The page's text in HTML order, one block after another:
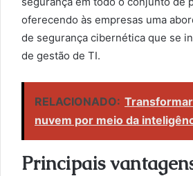
oferecendo às empresas uma
de segurança cibernética que se
de gestão de TI.
RELACIONADO:
nuvem por meio da
Principais